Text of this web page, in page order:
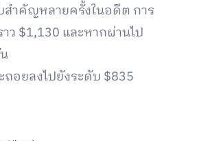
สำคัญหลายครั้งในอดีต การ
ว $1,130 และหากผ่านไป
อยลงไปยังระดับ $835